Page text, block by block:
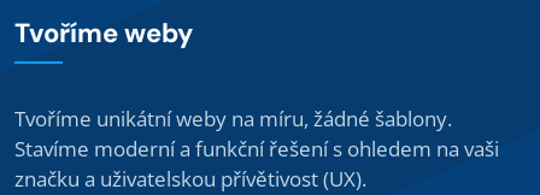
Tvoříme weby
Tvoříme unikátní weby na míru, žádné šablony.
Stavíme moderní a funkční řešení s ohledem na vaši
značku a uživatelskou přívětivost (UX).